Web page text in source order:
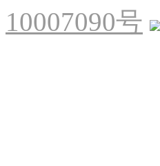
10007090号